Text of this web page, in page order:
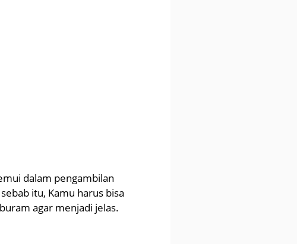
dalam pengambilan
itu, Kamu harus bisa
agar menjadi jelas.